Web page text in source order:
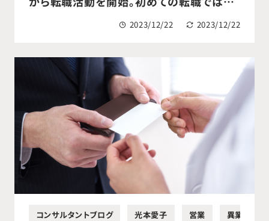
ったが、業界経験者であるコンサルタントの
サポートを受け、医療機器営業に転職成功。
2023/12/22 2023/12/22
コンサルタントブログ 光本愛子 営業 異業種営